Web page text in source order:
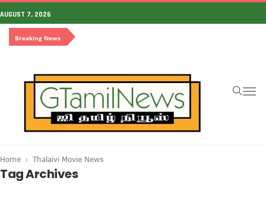
AUGUST 7, 2026
Breaking News
Home Thalaivi Movie News
Tag Archives